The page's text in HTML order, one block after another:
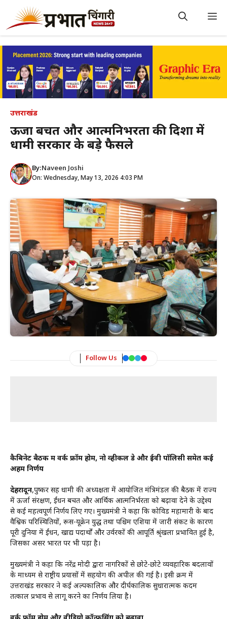
content
उत्तराखंड
ऊर्जा बचत और आत्मनिर्भरता की दिशा में
धामी सरकार के बड़े फैसले
By:Naveen Joshi
On: Wednesday, May 13, 2026 4:03 PM
Follow Us
कैबिनेट बैठक में वर्क फ्रॉम होम, नो व्हीकल डे और ईवी पॉलिसी समेत कई
अहम निर्णय
देहरादून,पुष्कर सिंह धामी की अध्यक्षता में आयोजित मंत्रिमंडल की बैठक में राज्य
में ऊर्जा संरक्षण, ईंधन बचत और आर्थिक आत्मनिर्भरता को बढ़ावा देने के उद्देश्य
से कई महत्वपूर्ण निर्णय लिए गए। मुख्यमंत्री ने कहा कि कोविड महामारी के बाद
वैश्विक परिस्थितियों, रूस-यूक्रेन युद्ध तथा पश्चिम एशिया में जारी संकट के कारण
पूरी दुनिया में ईंधन, खाद्य पदार्थों और उर्वरकों की आपूर्ति श्रृंखला प्रभावित हुई है,
जिसका असर भारत पर भी पड़ा है।
मुख्यमंत्री ने कहा कि नरेंद्र मोदी द्वारा नागरिकों से छोटे-छोटे व्यवहारिक बदलावों
के माध्यम से राष्ट्रीय प्रयासों में सहयोग की अपील की गई है। इसी क्रम में
उत्तराखंड सरकार ने कई अल्पकालिक और दीर्घकालिक सुधारात्मक कदम
तत्काल प्रभाव से लागू करने का निर्णय लिया है।